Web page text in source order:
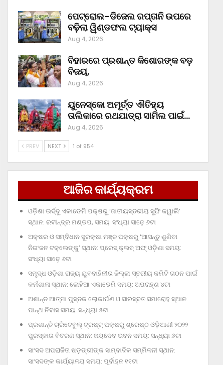
ପେଟ୍ରୋଲ-ଡିଜେଲ ରପ୍ତାନି ଉପରେ
ବଢ଼ିଲା ୱିଣ୍ଡଫଲ ଟ୍ୟାକ୍ସ
Aug 4, 2026
ବିହାରରେ ପ୍ରଶାନ୍ତ କିଶୋରଙ୍କ ବଡ଼
ବିଜୟ,
Aug 4, 2026
ୟୁନେସ୍କୋ ଅମୂର୍ତ୍ତ ଐତିହ୍ୟ
ତାଲିକାରେ ରଥଯାତ୍ରା ସାମିଲ ପାଇଁ…
Aug 4, 2026
PREV NEXT 1 of 954
ଆଜିର କାର୍ଯ୍ୟକ୍ରମ
ଓଡ଼ିଶା ଊର୍ଦ୍ଦୁ ଏକାଡେମି ପକ୍ଷରୁ ‘ଜାତୀୟସ୍ତରୀୟ ସୁଫି କୱାଲି’
ସ୍ଥାନ: ରବୀନ୍ଦ୍ର ମଣ୍ଡପ, ସମୟ: ସଂଧ୍ୟା ସାଢ଼େ ୬ଟା
ଅକ୍ଷର ଓ ସମ୍ବିଧାନ ସୁରକ୍ଷା ମଞ୍ଚ ପକ୍ଷରୁ ‘ଆସନ୍ତୁ ଶୁଣିବା
ନିରଂଜନ ଟକ୍‌ଲେଙ୍କୁ’ ସ୍ଥାନ: ପ୍ରେସ୍‌ କ୍ଲବ୍‌ ଅଫ୍‌ ଓଡ଼ିଶା ସମୟ:
ସଂଧ୍ୟା ସାଢ଼େ ୬ଟା
ସମୃଦ୍ଧ ଓଡ଼ିଶା ରାଜ୍ୟ ଯୁବବାହିନୀର ଜିଲ୍ଲା ସ୍ତରୀୟ କମିଟି ଗଠନ ପାଇଁ
କର୍ମଶାଳା ସ୍ଥାନ: ଲୋହିଆ ଏକାଡେମି ସମୟ: ଅପରାହ୍‌ଣ ୪ଟା
ଅଶାନ୍ତ ଆତ୍ମା ପୁସ୍ତକ ଲୋକାର୍ପଣ ଓ ସାରସ୍ବତ ସମାରୋହ ସ୍ଥାନ:
ପାନ୍ଥ ନିବାସ ସମୟ: ସନ୍ଧ୍ୟା ୫ଟା
ପ୍ରଶାନ୍ତି ଚାରିଟେବୁଲ୍‌ ଟ୍ରଷ୍ଟ୍‌ ପକ୍ଷରୁ ଶ୍ରେଷ୍ଠ ଓଡ଼ିଆଣୀ ୨୦୨୨
ପୁରସ୍କାର ବିତରଣ ସ୍ଥାନ: ଜୟଦେବ ଭବନ ସମୟ: ସନ୍ଧ୍ୟା ୬ଟା
ସାଂସଦ ଅପରାଜିତା ଷଡ଼ଙ୍ଗୀଙ୍କ ସାମ୍ବାଦିକ ସମ୍ମିଳନୀ ସ୍ଥାନ:
ସାଂସଦଙ୍କ କାର୍ଯ୍ୟାଳୟ ସମୟ: ପୂର୍ବାହ୍ନ ୧୧ଟା